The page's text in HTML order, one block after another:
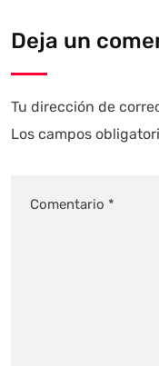
Deja un
Tu dirección de
Los campos